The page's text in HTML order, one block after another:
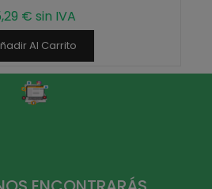
€ sin IVA
Al Carrito